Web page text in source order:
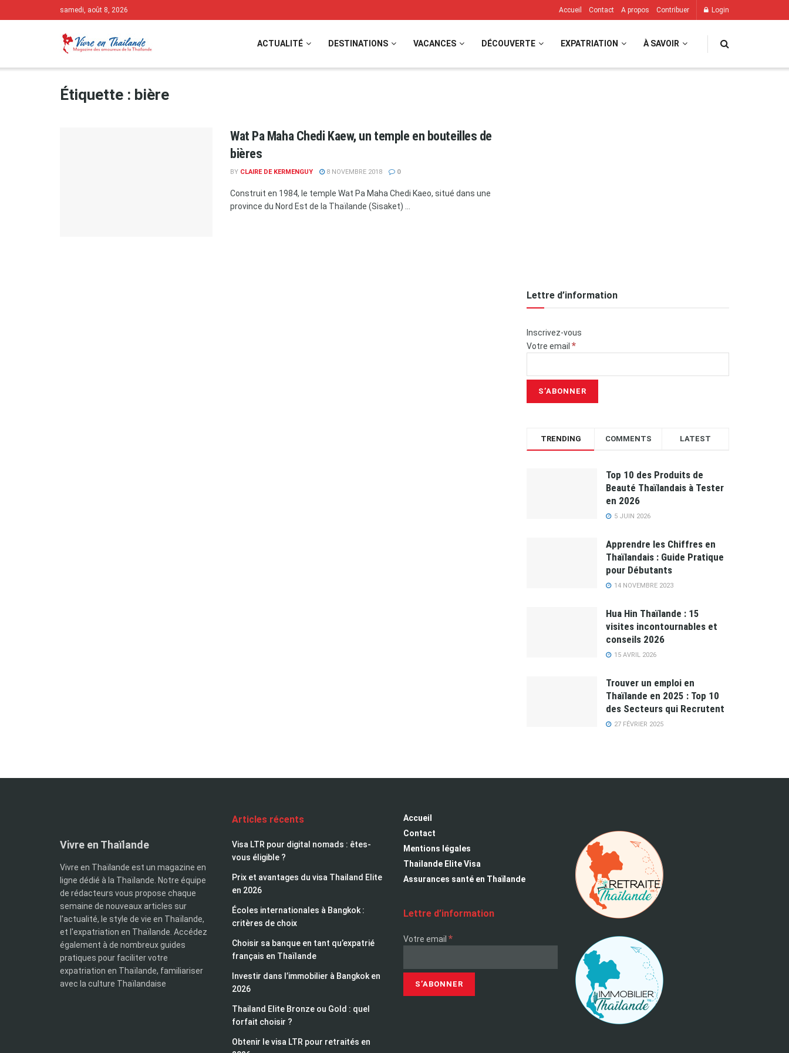
samedi, août 8, 2026 Accueil Contact A propos Contribuer Login
ACTUALITÉ DESTINATIONS VACANCES DÉCOUVERTE EXPATRIATION À SAVOIR
Étiquette : bière
Wat Pa Maha Chedi Kaew, un temple en bouteilles de
bières
BY CLAIRE DE KERMENGUY 8 NOVEMBRE 2018 0
Construit en 1984, le temple Wat Pa Maha Chedi Kaeo, situé dans une
province du Nord Est de la Thaïlande (Sisaket) ...
Lettre d’information
Inscrivez-vous
Votre email *
TRENDING COMMENTS LATEST
Top 10 des Produits de
Beauté Thaïlandais à Tester
en 2026
5 JUIN 2026
Apprendre les Chiffres en
Thaïlandais : Guide Pratique
pour Débutants
14 NOVEMBRE 2023
Hua Hin Thaïlande : 15
visites incontournables et
conseils 2026
15 AVRIL 2026
Trouver un emploi en
Thaïlande en 2025 : Top 10
des Secteurs qui Recrutent
27 FÉVRIER 2025
Vivre en Thaïlande
Vivre en Thaïlande est un magazine en
ligne dédié à la Thaïlande. Notre équipe
de rédacteurs vous propose chaque
semaine de nouveaux articles sur
l'actualité, le style de vie en Thaïlande,
et l'expatriation en Thaïlande. Accédez
également à de nombreux guides
pratiques pour faciliter votre
expatriation en Thaïlande, familiariser
avec la culture Thaïlandaise
Articles récents
Visa LTR pour digital nomads : êtes-
vous éligible ?
Prix et avantages du visa Thailand Elite
en 2026
Écoles internationales à Bangkok :
critères de choix
Choisir sa banque en tant qu’expatrié
français en Thaïlande
Investir dans l’immobilier à Bangkok en
2026
Thailand Elite Bronze ou Gold : quel
forfait choisir ?
Obtenir le visa LTR pour retraités en
Accueil
Contact
Mentions légales
Thailande Elite Visa
Assurances santé en Thaïlande
Lettre d’information
Votre email *